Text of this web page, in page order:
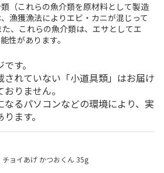
（これらの魚介類を原材料として製造
漁獲漁法によりエビ・カニが混じって
、これらの魚介類は、エサとしてエ
性があります。
す。
されていない「小道具類」はお届け
りません。
なるパソコンなどの環境により、実
ます。
チョイあげ かつおくん 35g